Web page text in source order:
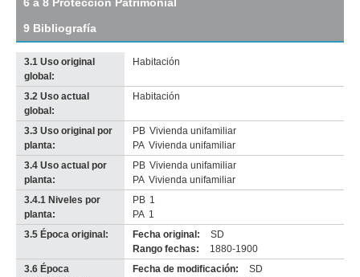
original
Imagen del tramo:
Maciel (Ma 2)
Descarga tamaño completo
Anterior Pausa Siguiente
6 a 8 Protección Patrimonial
9 Bibliografía
3.1 Uso original
global:
Habitación
3.2 Uso actual
global:
Habitación
3.3 Uso original por
planta:
PB Vivienda unifamiliar
PA Vivienda unifamiliar
3.4 Uso actual por
planta:
PB Vivienda unifamiliar
PA Vivienda unifamiliar
3.4.1 Niveles por
planta:
PB 1
PA 1
3.5 Época original:
Fecha original:
SD
Rango fechas:
1880-1900
3.6 Época
Fecha de modificación:
SD